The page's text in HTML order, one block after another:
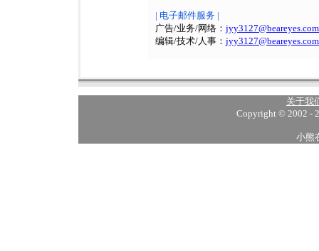
| 电子邮件服务 |
广告/业务/网络： jyy3127@beareyes.com
编辑/技术/人事： jyy3127@beareyes.com
关于我
Copyright © 2002 -
小熊